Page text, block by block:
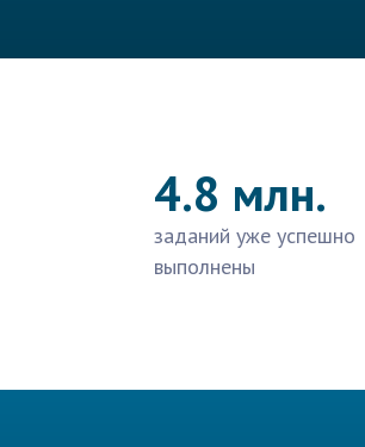
4.8 млн.
заданий уже успешно
выполнены